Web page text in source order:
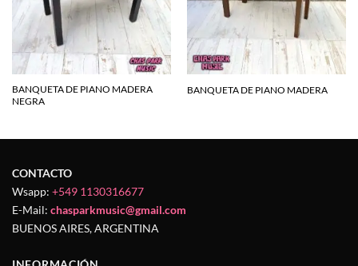
BANQUETA DE PIANO MADERA
NEGRA
BANQUETA DE PIANO MADERA
CONTACTO
Wsapp: +549 1130316677
E-Mail: chasparkmusic@gmail.com
BUENOS AIRES, ARGENTINA